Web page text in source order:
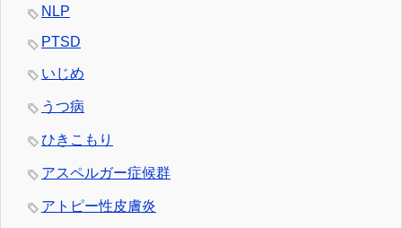
NLP
PTSD
いじめ
うつ病
ひきこもり
アスペルガー症候群
アトピー性皮膚炎